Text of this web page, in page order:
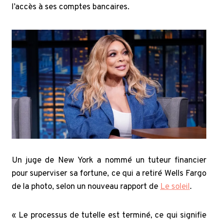
l’accès à ses comptes bancaires.
Un juge de New York a nommé un tuteur financier
pour superviser sa fortune, ce qui a retiré Wells Fargo
de la photo, selon un nouveau rapport deLe soleil.
« Le processus de tutelle est terminé, ce qui signifie